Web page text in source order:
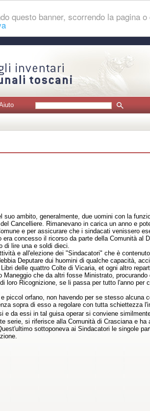
questo banner, scorrendo la pagina
suo ambito, generalmente, due uomini con la
Cancelliere. Rimanevano in carica un anno e
e per assicurare che i sindacati venissero
concesso il ricorso da parte della Comunità al
di lire una e soldi dieci.
e all'elezione dei "Sindacatori" che è
Deputare dui huomini di qualche capacità,
delle quattro Colte di Vicaria, et ogni altro
Maneggio che da altri fosse Ministrato,
loro Ricognizione, se li passa per tutto l'anno per
piccol orfano, non havendo per se stesso
sopra di esso a regolare con tutta schiettezza
e da essi in tal guisa operar si conviene
serie, si riferisce alla Comunità di Crasciana e
sottoponeva ai Sindacatori le singole